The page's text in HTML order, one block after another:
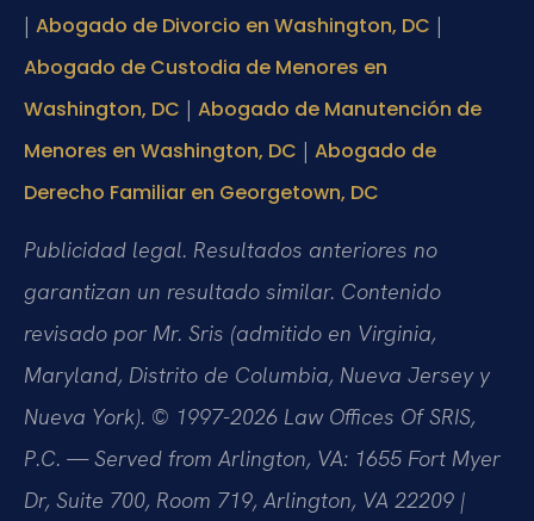
| Abogado de Divorcio en Washington, DC |
Abogado de Custodia de Menores en
Washington, DC | Abogado de Manutención de
Menores en Washington, DC | Abogado de
Derecho Familiar en Georgetown, DC
Publicidad legal. Resultados anteriores no
garantizan un resultado similar. Contenido
revisado por Mr. Sris (admitido en Virginia,
Maryland, Distrito de Columbia, Nueva Jersey y
Nueva York). © 1997-2026 Law Offices Of SRIS,
P.C. — Served from Arlington, VA: 1655 Fort Myer
Dr, Suite 700, Room 719, Arlington, VA 22209 |